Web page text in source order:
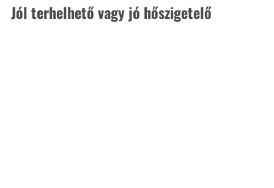
Jól terhelhető vagy jó hőszigetelő